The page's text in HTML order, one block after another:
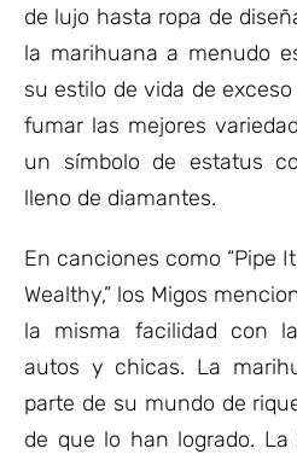
de lujo hasta ropa de
la marihuana a menudo
su estilo de vida de
fumar las mejores
un símbolo de estatus
lleno de diamantes.
En canciones como “Pipe
Wealthy,” los Migos
la misma facilidad con
autos y chicas. La
parte de su mundo de
de que lo han logrado.